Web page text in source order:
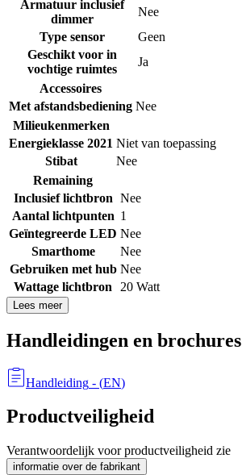
Armatuur inclusief
dimmer
Nee
Type sensor
Geen
Geschikt voor in
vochtige ruimtes
Ja
Accessoires
Met afstandsbediening Nee
Milieukenmerken
Energieklasse 2021 Niet van toepassing
Stibat
Nee
Remaining
Inclusief lichtbron Nee
Aantal lichtpunten 1
Geïntegreerde LED Nee
Smarthome
Nee
Gebruiken met hub Nee
Wattage lichtbron
20 Watt
Lees meer
Handleidingen en brochures
Handleiding - (EN)
Productveiligheid
Verantwoordelijk voor productveiligheid zie
informatie over de fabrikant